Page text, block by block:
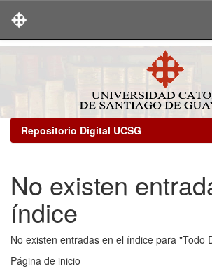
Repositorio Digital UCSG
No existen
índice
No existen entradas en el índice para "Todo
Página de inicio